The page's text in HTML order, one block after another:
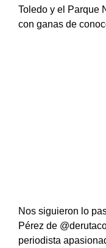
Toledo y el Parque
con ganas de
Nos siguieron lo
Pérez de
periodista